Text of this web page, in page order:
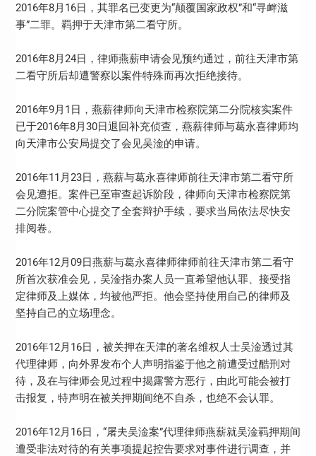
2016年8月16日，其罪名已变更为“颠覆国家政权”和“寻衅滋
事”二罪。羁押于天津市第二看守所。
2016年8月24日，律师燕薪申请会见预约通过，前往天津市第
二看守所后却遭警察以案件特殊而再次拒绝接待。
2016年9月1日，燕薪律师向天津市检察院第二分院核实案件
已于2016年8月30日退回补充侦查，燕薪律师与葛永喜律师均
向天津市公安局提交了会见吴淦的申请。
2016年11月23日，燕薪与葛永喜律师前往天津市第二看守所
会见遭拒。案件已至审查起诉阶段，律师向天津市检察院第
二分院案管中心提交了全套辩护手续，要求当局依法尽快安
排阅卷。
2016年12月09日燕薪与葛永喜律师律师前往天津市第二看守
所首次获准会见，吴淦指办案人员一直希望他认罪、接受指
定律师及上媒体，均被他严拒。他会坚持使用自己的律师及
坚持自己的立场理念。
2016年12月16日，被关押在天津的著名维权人士吴淦透过其
代理律师，向外界发布个人声明指鉴于他之前遭受过酷刑对
待，及在与律师会见过程中揭露警方恶行，由此可能会被打
击报复，特声明在被关押期间绝不自杀，也绝不会认罪。
2016年12月16日，“屠夫吴淦案”代理律师燕薪就吴淦羁押期间
遭受非法对待的有关事项提起控告要求对事件进行调查，并